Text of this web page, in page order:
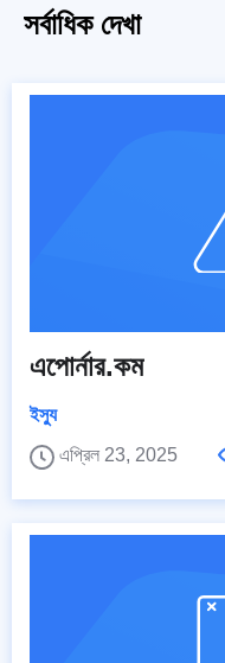
সর্বাধিক দেখা
এপোর্নার.কম
ইস্যু
এপ্রিল 23, 2025